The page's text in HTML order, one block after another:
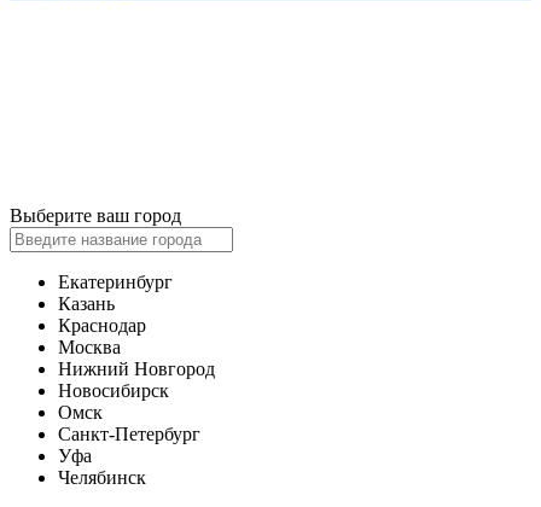
Выберите ваш город
Екатеринбург
Казань
Краснодар
Москва
Нижний Новгород
Новосибирск
Омск
Санкт-Петербург
Уфа
Челябинск